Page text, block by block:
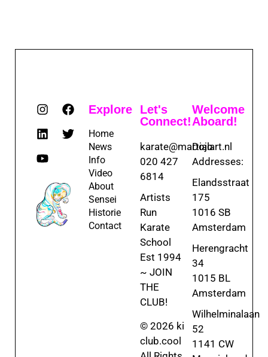
Explore
Home
News
Info
Video
About
Sensei
Historie
Contact
Let's
Connect!
karate@martialart.nl
020 427
6814
Artists
Run
Karate
School
Est 1994
~ JOIN
THE
CLUB!
© 2026 ki
club.cool
Welcome
Aboard!
Dojo
Addresses:
Elandsstraat
175
1016 SB
Amsterdam
Herengracht
34
1015 BL
Amsterdam
Wilhelminalaan
52
1141 CW